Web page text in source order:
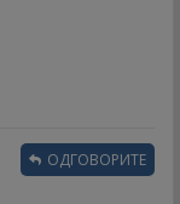
ОДГОВОРИТЕ